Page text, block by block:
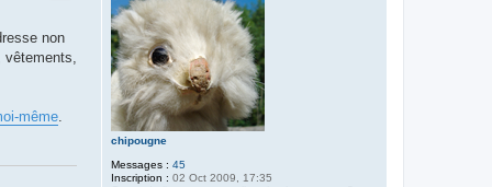
chipougne
Messages : 45
Inscription : 02 Oct 2009, 17:35
non
même